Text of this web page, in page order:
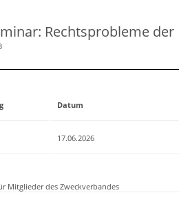
Rechtsprobleme
Datum
17.06.2026
Mitglieder des Zweckverbandes